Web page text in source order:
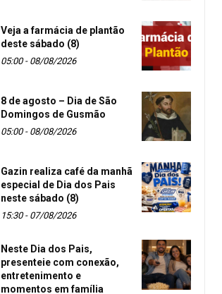
Veja a farmácia de plantão
deste sábado (8)
05:00 - 08/08/2026
8 de agosto – Dia de São
Domingos de Gusmão
05:00 - 08/08/2026
Gazin realiza café da manhã
especial de Dia dos Pais
neste sábado (8)
15:30 - 07/08/2026
Neste Dia dos Pais,
presenteie com conexão,
entretenimento e
momentos em família